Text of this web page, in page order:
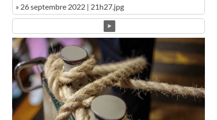
» 26 septembre 2022 | 21h27.jpg